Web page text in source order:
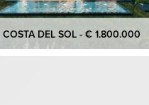
COSTA DEL SOL - € 1.800.000